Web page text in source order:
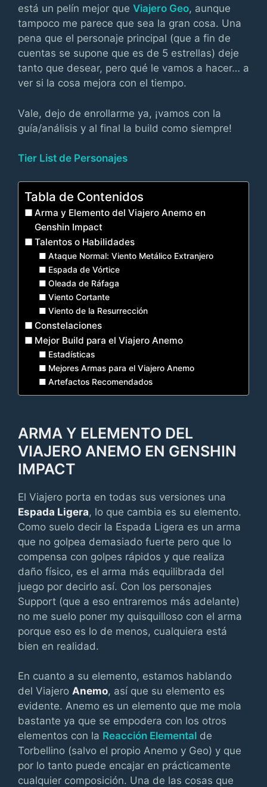
está un pelín mejor que Viajero Geo, aunque
tampoco me parece que sea la gran cosa. Una
pena que el personaje principal (que a fin de
cuentas se supone que es de 5 estrellas) deje
tanto que desear, pero qué le vamos a hacer… a
ver si la cosa mejora con el tiempo.
Vale, dejo de enrollarme ya, ¡vamos con la
guía/análisis y al final la build como siempre!
Tier List de Personajes
Tabla de Contenidos
Arma y Elemento del Viajero Anemo en
Genshin Impact
Talentos o Habilidades
Ataque Normal: Viento Metálico Extranjero
Espada de Vórtice
Oleada de Ráfaga
Viento Cortante
Viento de la Resurrección
Constelaciones
Mejor Build para el Viajero Anemo
Estadísticas
Mejores Armas para el Viajero Anemo
Artefactos Recomendados
ARMA Y ELEMENTO DEL
VIAJERO ANEMO EN GENSHIN
IMPACT
El Viajero porta en todas sus versiones una
Espada Ligera, lo que cambia es su elemento.
Como suelo decir la Espada Ligera es un arma
que no golpea demasiado fuerte pero que lo
compensa con golpes rápidos y que realiza
daño físico, es el arma más equilibrada del
juego por decirlo así. Con los personajes
Support (que a eso entraremos más adelante)
no me suelo poner my quisquilloso con el arma
porque eso es lo de menos, cualquiera está
bien en realidad.
En cuanto a su elemento, estamos hablando
del Viajero Anemo, así que su elemento es
evidente. Anemo es un elemento que me mola
bastante ya que se empodera con los otros
elementos con la Reacción Elemental de
Torbellino (salvo el propio Anemo y Geo) y que
por lo tanto puede encajar en prácticamente
cualquier composición. Una de las cosas que